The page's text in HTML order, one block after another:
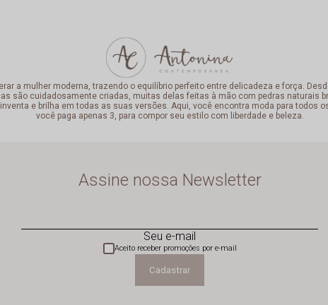
a mulher moderna, trazendo o equilíbrio perfeito entre delicadeza e força.
são cuidadosamente criadas, muitas delas feitas à mão com pedras naturais
e brilha em todas as suas versões. Aqui, você encontra moda para todos
você paga apenas 3, para compor seu estilo com liberdade e beleza.
Assine nossa Newsletter
Seu e-mail
Cadastrar
Aceito receber promoções por e-mail